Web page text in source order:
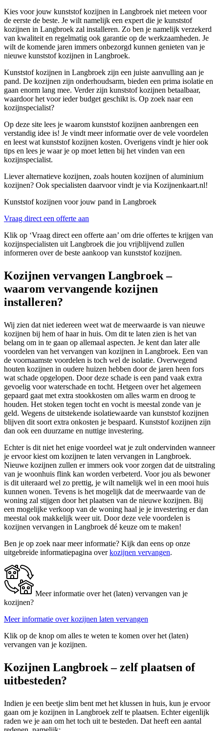
Kies voor jouw kunststof kozijnen in Langbroek niet meteen voor
de eerste de beste. Je wilt namelijk een expert die je kunststof
kozijnen in Langbroek zal installeren. Zo ben je namelijk verzekerd
van kwaliteit en regelmatig ook garantie op de werkzaamheden. Je
wilt de komende jaren immers onbezorgd kunnen genieten van je
nieuwe kunststof kozijnen in Langbroek.
Kunststof kozijnen in Langbroek zijn een juiste aanvulling aan je
pand. De kozijnen zijn onderhoudsarm, bieden een prima isolatie en
gaan enorm lang mee. Verder zijn kunststof kozijnen betaalbaar,
waardoor het voor ieder budget geschikt is. Op zoek naar een
kozijnspecialist?
Op deze site lees je waarom kunststof kozijnen aanbrengen een
verstandig idee is! Je vindt meer informatie over de vele voordelen
en leest wat kunststof kozijnen kosten. Overigens vindt je hier ook
tips en lees je waar je op moet letten bij het vinden van een
kozijnspecialist.
Liever alternatieve kozijnen, zoals houten kozijnen of aluminium
kozijnen? Ook specialisten daarvoor vindt je via Kozijnenkaart.nl!
Kunststof kozijnen voor jouw pand in Langbroek
Vraag direct een offerte aan
Klik op ‘Vraag direct een offerte aan’ om drie offertes te krijgen van
kozijnspecialisten uit Langbroek die jou vrijblijvend zullen
informeren over de beste aankoop van kunststof kozijnen.
Kozijnen vervangen Langbroek –
waarom vervangende kozijnen
installeren?
Wij zien dat niet iedereen weet wat de meerwaarde is van nieuwe
kozijnen bij hem of haar in huis. Om dit te laten zien is het van
belang om in te gaan op allemaal aspecten. Je kent dan later alle
voordelen van het vervangen van kozijnen in Langbroek. Een van
de voornaamste voordelen is toch wel de isolatie. Overwegend
houten kozijnen in oudere huizen hebben door de jaren heen fors
wat schade opgelopen. Door deze schade is een pand vaak extra
gevoelig voor waterschade en tocht. Hetgeen over het algemeen
gepaard gaat met extra stookkosten om alles warm en droog te
houden. Het stoken tegen tocht en vocht is meestal zonde van je
geld. Wegens de uitstekende isolatiewaarde van kunststof kozijnen
blijven dit soort extra onkosten je bespaard. Kunststof kozijnen zijn
dan ook een duurzame en nuttige investering.
Echter is dit niet het enige voordeel wat je zult ondervinden wanneer
je ervoor kiest om kozijnen te laten vervangen in Langbroek.
Nieuwe kozijnen zullen er immers ook voor zorgen dat de uitstraling
van je woonhuis flink kan worden verbeterd. Voor jou als bewoner
is dit uiteraard wel zo prettig, je wilt namelijk wel in een mooi huis
kunnen wonen. Tevens is het mogelijk dat de meerwaarde van de
woning zal stijgen door het plaatsen van de nieuwe kozijnen. Bij
een mogelijke verkoop van de woning haal je je investering er dan
meestal ook makkelijk weer uit. Door deze vele voordelen is
kozijnen vervangen in Langbroek dé keuze om te maken!
Ben je op zoek naar meer informatie? Kijk dan eens op onze
uitgebreide informatiepagina overkozijnen vervangen.
Meer informatie over het (laten) vervangen van je
kozijnen?
Meer informatie over kozijnen laten vervangen
Klik op de knop om alles te weten te komen over het (laten)
vervangen van je kozijnen.
Kozijnen Langbroek – zelf plaatsen of
uitbesteden?
Indien je een beetje slim bent met het klussen in huis, kun je ervoor
gaan om je kozijnen in Langbroek zelf te plaatsen. Echter eigenlijk
raden we je aan om het toch uit te besteden. Dat heeft een aantal